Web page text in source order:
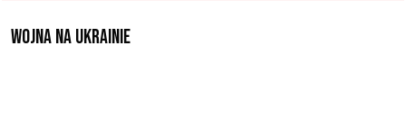
Wojna na Ukrainie